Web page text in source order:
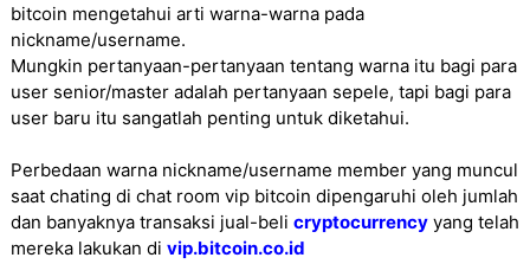
bitcoin mengetahui arti warna-warna pada
nickname/username.
Mungkin pertanyaan-pertanyaan tentang warna itu bagi para
user senior/master adalah pertanyaan sepele, tapi bagi para
user baru itu sangatlah penting untuk diketahui.
Perbedaan warna nickname/username member yang muncul
saat chating di chat room vip bitcoin dipengaruhi oleh jumlah
dan banyaknya transaksi jual-beli cryptocurrencyyang telah
mereka lakukan di vip.bitcoin.co.id